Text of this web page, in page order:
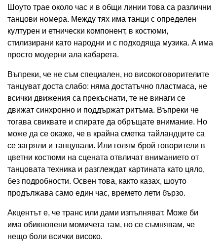
Шоуто трае около час и в общи линии това са различни
танцови номера. Между тях има танци с определен
културен и етнически компонент, в костюми,
стилизирани като народни и с подходяща музика. А има
просто модерни ала кабарета.
Въпреки, че не съм специален, но високоговорителите
танцуват доста слабо: няма достатъчно пластмаса, не
всички движения са прекъснати, те не винаги се
движат синхронно и поддържат ритъма. Въпреки че
тогава свиквате и спирате да обръщате внимание. Но
може да се окаже, че в крайна сметка тайландците са
се загряли и танцували. Или голям брой говорители в
цветни костюми на сцената отвличат вниманието от
танцовата техника и разглеждат картината като цяло,
без подробности. Освен това, както казах, шоуто
продължава само един час, времето лети бързо.
Акцентът е, че транс или дами изпълняват. Може би
има обикновени момичета там, но се съмнявам, че
нещо боли всички високо.